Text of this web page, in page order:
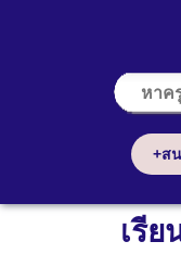
+ส
เรี